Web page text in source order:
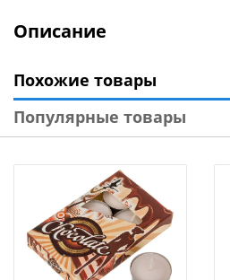
Описание
Похожие товары
Популярные товары